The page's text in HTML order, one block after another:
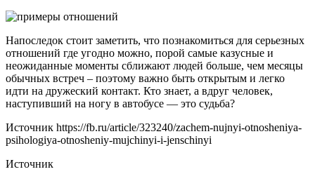
Напоследок стоит заметить, что познакомиться для серьезных
отношений где угодно можно, порой самые казусные и
неожиданные моменты сближают людей больше, чем месяцы
обычных встреч – поэтому важно быть открытым и легко
идти на дружеский контакт. Кто знает, а вдруг человек,
наступивший на ногу в автобусе — это судьба?
Источник https://fb.ru/article/323240/zachem-nujnyi-otnosheniya-
psihologiya-otnosheniy-mujchinyi-i-jenschinyi
Источник